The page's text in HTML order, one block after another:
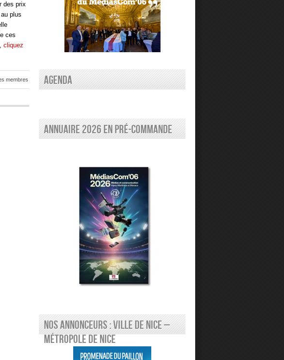
des prix
plus
ces
cliquez
membres AGENDA
Annuaire 2026 en pré-commande
Nos annonceurs : Ville de Nice –
Métropole de Nice